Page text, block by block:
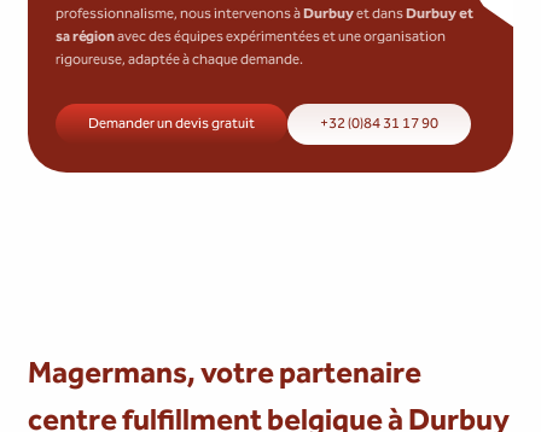
professionnalisme, nous intervenons àDurbuyet dansDurbuy et
sa régionavec des équipes expérimentées et une organisation
rigoureuse, adaptée à chaque demande.
Demander un devis gratuit +32 (0)84 31 17 90
Magermans, votre partenaire
centre fulfillment belgique à Durbuy